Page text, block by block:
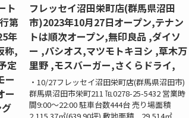
ト
第
年
称,
定
ー
ー
フレッセイ沼田栄町店(群馬県沼田
市)2023年10月27日オープン,テナン
トは順次オープン,無印良品 ,ダイソ
ー ,パシオス,マツモトキヨシ ,草木万
里野 ,モスバーガー,さくらドライ,
・10/27フレッセイ沼田栄町店(群馬県沼田市)
群馬県沼田市栄町211 ℡0278-25-5432 営業時
間9:00～22:00 駐車台数444台 売り場面積